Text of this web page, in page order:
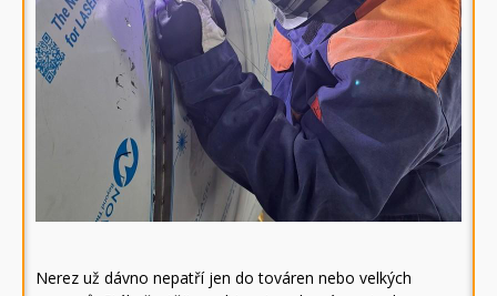
Nerez už dávno nepatří jen do továren nebo velkých